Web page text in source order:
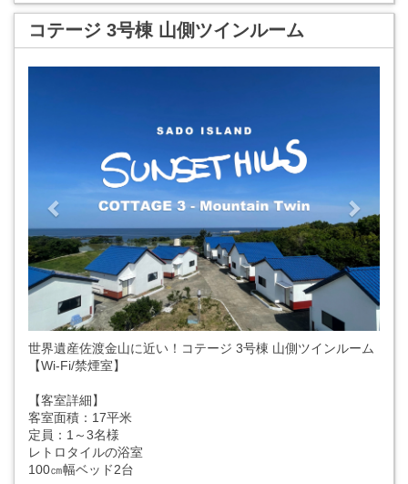
コテージ 3号棟 山側ツインルーム
世界遺産佐渡金山に近い！コテージ 3号棟 山側ツインルーム
【Wi-Fi/禁煙室】
【客室詳細】
客室面積：17平米
定員：1～3名様
レトロタイルの浴室
100㎝幅ベッド2台